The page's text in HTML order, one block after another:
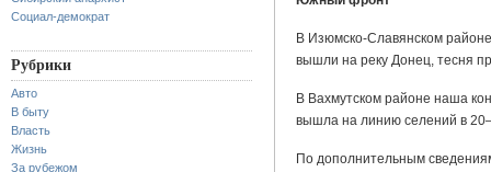
Социал-демократ
Рубрики
Авто
В быту
Власть
Жизнь
За рубежом
В Изюмско-Славянском
вышли на реку Донец, тесня
В Вахмутском районе наша
вышла на линию селений в
По дополнительным